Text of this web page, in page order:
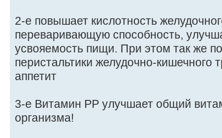
2-е повышает кислотность
переваривающую способность,
усвояемость пищи. При этом так же
перистальтики желудочно-кишечного
аппетит
3-е Витамин РР улучшает общий
организма!